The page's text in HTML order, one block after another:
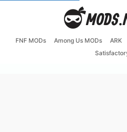
FNF MODs Among Us MODs ARK